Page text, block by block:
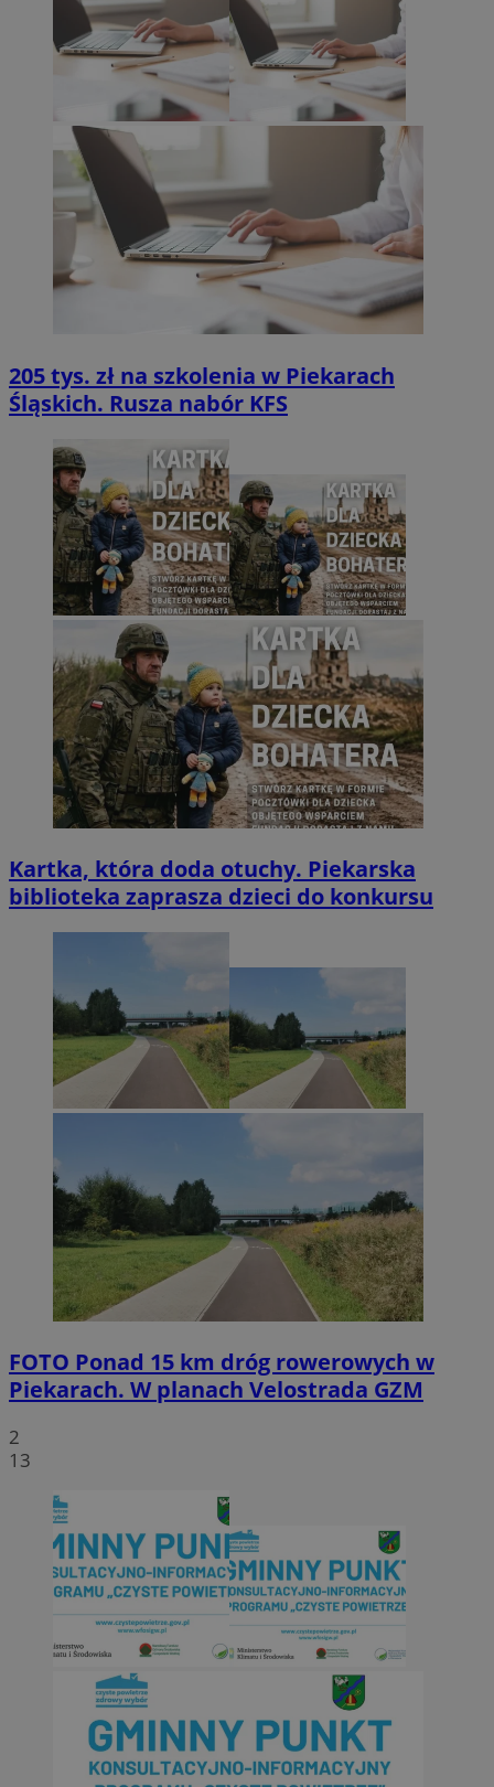
205 tys. zł na szkolenia w Piekarach
Śląskich. Rusza nabór KFS
Kartka, która doda otuchy. Piekarska
biblioteka zaprasza dzieci do konkursu
FOTO Ponad 15 km dróg rowerowych w
Piekarach. W planach Velostrada GZM
2
13